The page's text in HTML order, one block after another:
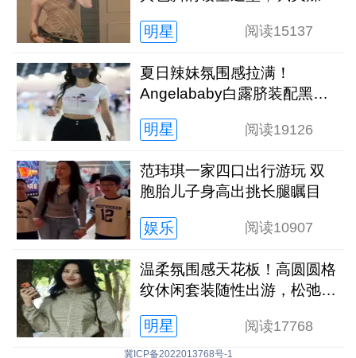
明星
阅读15137
夏日辣妹氛围感拉满！
Angelababy白露脐装配黑短
明星
阅读19126
范玮琪一家四口出行游玩 双
胞胎儿子身高出挑长腿瞩目
娱乐 阅读10907
温柔氛围感天花板！高圆圆格
纹休闲套装随性出游，松弛气
明星
阅读17768
冀ICP备2022013768号-1